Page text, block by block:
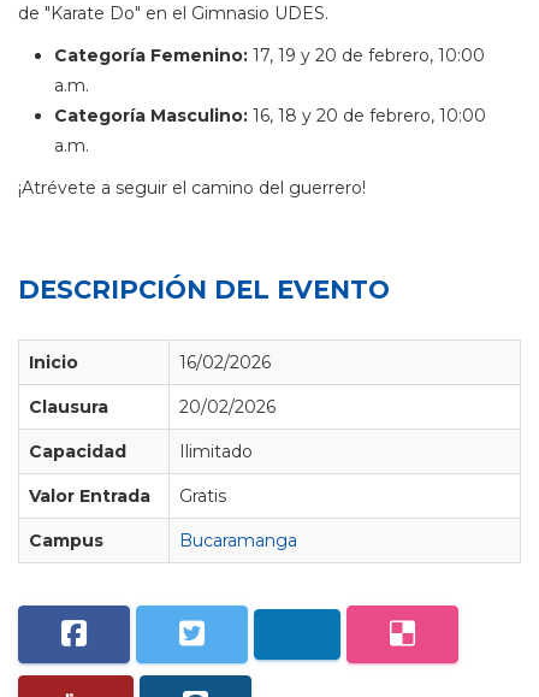
de "Karate Do" en el Gimnasio UDES.
Categoría Femenino: 17, 19 y 20 de febrero, 10:00
a.m.
Categoría Masculino: 16, 18 y 20 de febrero, 10:00
a.m.
¡Atrévete a seguir el camino del guerrero!
DESCRIPCIÓN DEL EVENTO
Inicio 16/02/2026
Clausura 20/02/2026
Capacidad Ilimitado
Valor Entrada Gratis
Campus Bucaramanga